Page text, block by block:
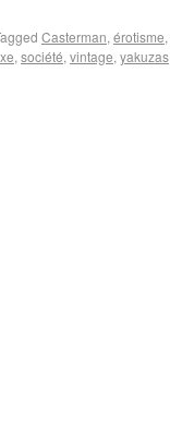
Casterman, érotisme,
, société, vintage, yakuzas